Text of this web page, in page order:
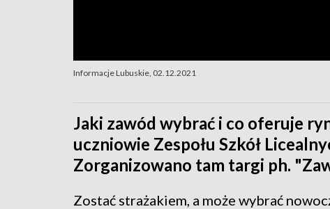
Informacje Lubuskie, 02.12.2021
Jaki zawód wybrać i co oferuje
uczniowie Zespołu Szkół
Zorganizowano tam targi ph.
Zostać strażakiem, a może wybrać